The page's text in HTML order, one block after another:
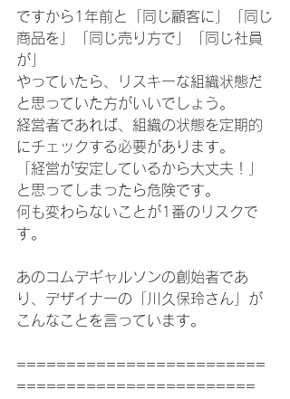
ですから1年前と「同じ顧客に」「同じ
商品を」「同じ売り方で」「同じ社員
が」
やっていたら、リスキーな組織状態だ
と思っていた方がいいでしょう。
経営者であれば、組織の状態を定期的
にチェックする必要があります。
「経営が安定しているから大丈夫！」
と思ってしまったら危険です。
何も変わらないことが1番のリスクで
す。
あのコムデギャルソンの創始者であ
り、デザイナーの「川久保玲さん」が
こんなことを言っています。
=========================
========================